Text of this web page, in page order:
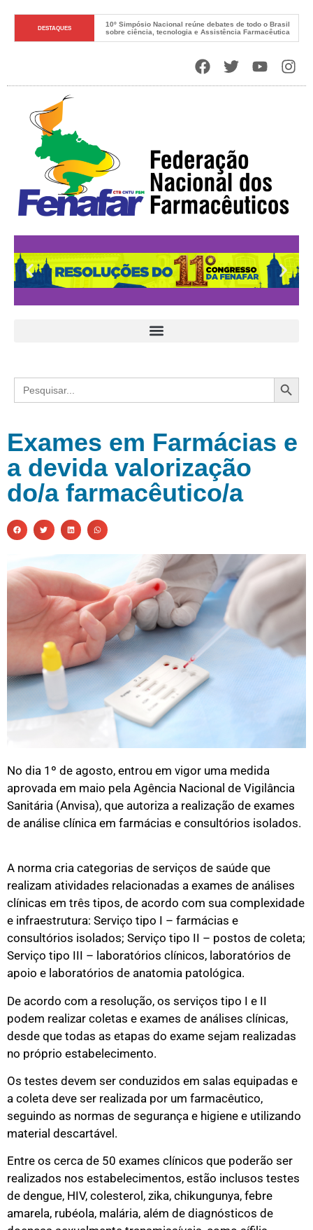
DESTAQUES
10º Simpósio Nacional reúne debates de todo o Brasil
sobre ciência, tecnologia e Assistência Farmacêutica
Search
for:
Exames em Farmácias e
a devida valorização
do/a farmacêutico/a
No dia 1º de agosto, entrou em vigor uma medida
aprovada em maio pela Agência Nacional de Vigilância
Sanitária (Anvisa), que autoriza a realização de exames
de análise clínica em farmácias e consultórios isolados.
A norma cria categorias de serviços de saúde que
realizam atividades relacionadas a exames de análises
clínicas em três tipos, de acordo com sua complexidade
e infraestrutura: Serviço tipo I – farmácias e
consultórios isolados; Serviço tipo II – postos de coleta;
Serviço tipo III – laboratórios clínicos, laboratórios de
apoio e laboratórios de anatomia patológica.
De acordo com a resolução, os serviços tipo I e II
podem realizar coletas e exames de análises clínicas,
desde que todas as etapas do exame sejam realizadas
no próprio estabelecimento.
Os testes devem ser conduzidos em salas equipadas e
a coleta deve ser realizada por um farmacêutico,
seguindo as normas de segurança e higiene e utilizando
material descartável.
Entre os cerca de 50 exames clínicos que poderão ser
realizados nos estabelecimentos, estão inclusos testes
de dengue, HIV, colesterol, zika, chikungunya, febre
amarela, rubéola, malária, além de diagnósticos de